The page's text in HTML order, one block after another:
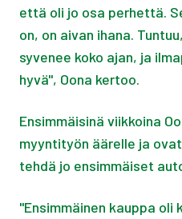
että oli jo osa perhettä.
on, on aivan ihana.
syvenee koko ajan, ja
hyvä", Oona kertoo.
Ensimmäisinä viikkoina
myyntityön äärelle ja
tehdä jo ensimmäiset
"Ensimmäinen kauppa oli